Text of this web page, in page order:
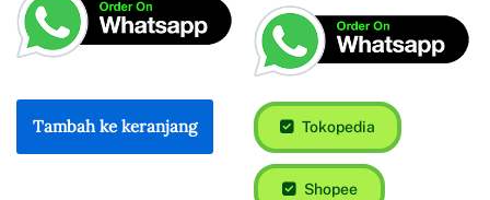
Tambah ke keranjang Tokopedia
Shopee